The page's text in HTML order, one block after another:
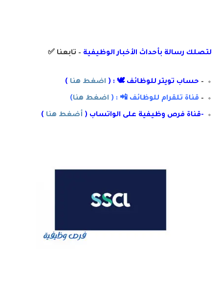
لتصلك رسالة بأحداث الأخبار الوظيفية – تابعنا ✅
– حساب تويتر للوظائف 🕊 : ( اضغط هنا )
– قناة تلقرام للوظائف 📲 : ( اضغط هنا)
-قناة فرص وظيفية على الواتساب ( أضغط هنا )